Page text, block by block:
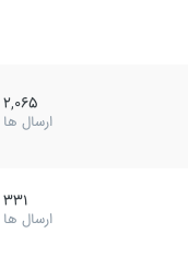
2,065
ارسال ها
331
ارسال ها